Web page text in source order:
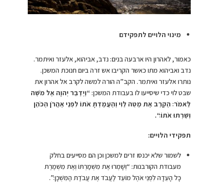
מינוי הלויים לתפקידם
כאמור, לאהרון היו ארבעה בנים: נדב, אביהוא, אלעזר ואיתמר.
נדב ואביהוא מתו כאשר הקריבו אש זרה ביום חנוכת המשכן.
נותרו אלעזר ואיתמר. הקב”ה הורה למשה לקרב אל אהרון את
שבט לוי כדי שיסייעו לו בעבודת המשכן:“וַיְדַבֵּר יְהוָה אֶל מֹשֶׁה
לֵּאמֹר׃ הַקְרֵב אֶת מַטֵּה לֵוִי וְהַעֲמַדְתָּ אֹתוֹ לִפְנֵי אַהֲרֹן הַכֹּהֵן
וְשֵׁרְתוּ אֹתוֹ׃“
.
תפקידי הלויים:
לשמור שלא יכנסו זרים למשכן וכן הם מסייעים בחלק
מעבודת הקורבנות: “וְשָׁמְרוּ אֶת מִשְׁמַרְתּוֹ וְאֶת מִשְׁמֶרֶת
כָּל הָעֵדָה לִפְנֵי אֹהֶל מוֹעֵד לַעֲבֹד אֶת עֲבֹדַת הַמִּשְׁכָּן׃”.